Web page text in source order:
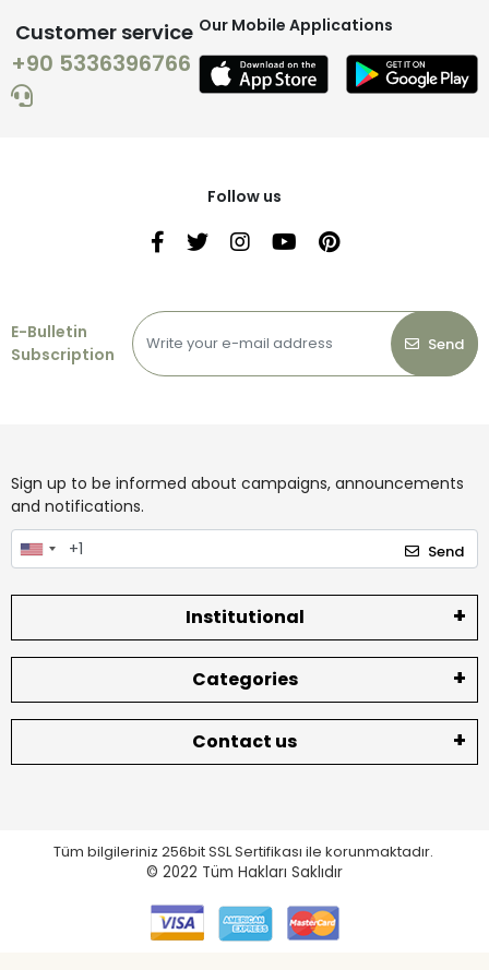
Customer service
+90 5336396766
Our Mobile Applications
Follow us
E-Bulletin
Subscription
Send
Sign up to be informed about campaigns, announcements
and notifications.
Send
Institutional
Categories
Contact us
Tüm bilgileriniz 256bit SSL Sertifikası ile korunmaktadır.
© 2022 Tüm Hakları Saklıdır